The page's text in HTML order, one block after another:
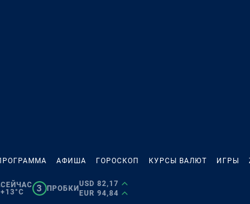
АФИША ГОРОСКОП КУРСЫ ВАЛЮТ ИГРЫ
СЕЙЧАС
+13°C
3 ПРОБКИ
USD 82,17
EUR 94,84